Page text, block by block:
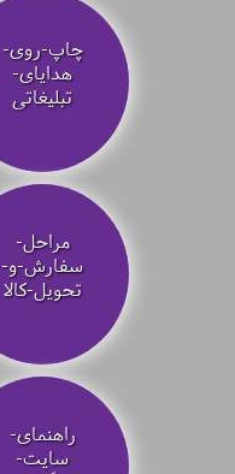
چاپ-روی-
هدایای-
تبلیغاتی
مراحل-
سفارش-و-
تحویل-کالا
راهنمای-
سایت-